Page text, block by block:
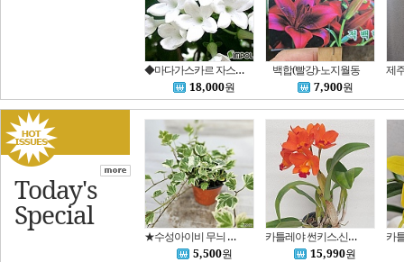
◆마다가스카르 자스민(걸이분)~순백의 달콤한 향기꽃을 아름답게 피우는 황홀한 자스민입니다~.
18,000원
백합(빨강)-노지월동
7,900원
Today's
Special
★수성아이비 무늬 늘어지는식물 공기정화식물 넝쿨식물 수경재배식물
5,500원
카틀레야 썬키스.신풍다운오렌지.신상품입고.꽃대없음.예쁜진한오렌지색.아주예뻐요.고급종.인기상품
15,990원